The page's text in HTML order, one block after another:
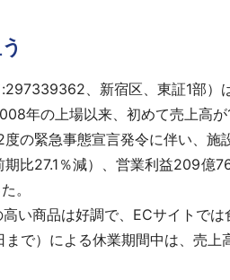
、新宿区、東証1部
年の上場以来、初めて売上高が
の緊急事態宣言発令に伴い、施
比27.1％減）、営業利益209億
。
い商品は好調で、ECサイトで
で）による休業期間中は、売